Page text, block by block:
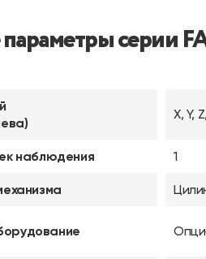
серии
X, Y,
наблюдения 1